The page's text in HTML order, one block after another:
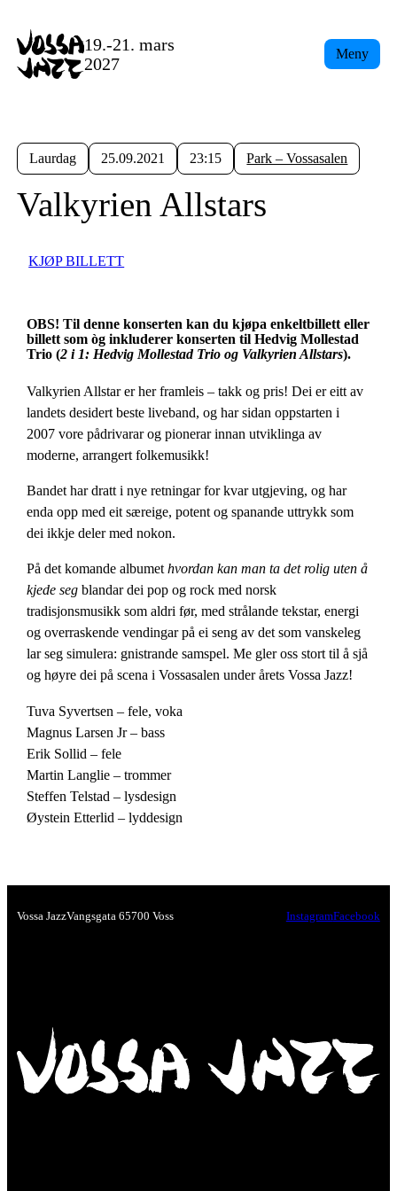
19.-21. mars
2027
Meny
Laurdag 25.09.2021 23:15 Park – Vossasalen
Valkyrien Allstars
KJØP BILLETT
OBS! Til denne konserten kan du kjøpa enkeltbillett eller
billett som òg inkluderer konserten til Hedvig Mollestad
Trio (2 i 1: Hedvig Mollestad Trio og Valkyrien Allstars).
Valkyrien Allstar er her framleis – takk og pris! Dei er eitt av
landets desidert beste liveband, og har sidan oppstarten i
2007 vore pådrivarar og pionerar innan utviklinga av
moderne, arrangert folkemusikk!
Bandet har dratt i nye retningar for kvar utgjeving, og har
enda opp med eit særeige, potent og spanande uttrykk som
dei ikkje deler med nokon.
På det komande albumethvordan kan man ta det rolig uten å
kjede seg blandar dei pop og rock med norsk
tradisjonsmusikk som aldri før, med strålande tekstar, energi
og overraskende vendingar på ei seng av det som vanskeleg
lar seg simulera: gnistrande samspel. Me gler oss stort til å sjå
og høyre dei på scena i Vossasalen under årets Vossa Jazz!
Tuva Syvertsen – fele, voka
Magnus Larsen Jr – bass
Erik Sollid – fele
Martin Langlie – trommer
Steffen Telstad – lysdesign
Øystein Etterlid – lyddesign
Vossa JazzVangsgata 65700 Voss InstagramFacebook